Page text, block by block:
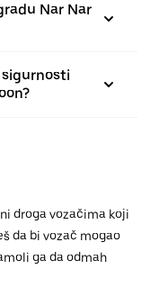
Nar Nar
droga vozačima koji
da bi vozač mogao
ga da odmah